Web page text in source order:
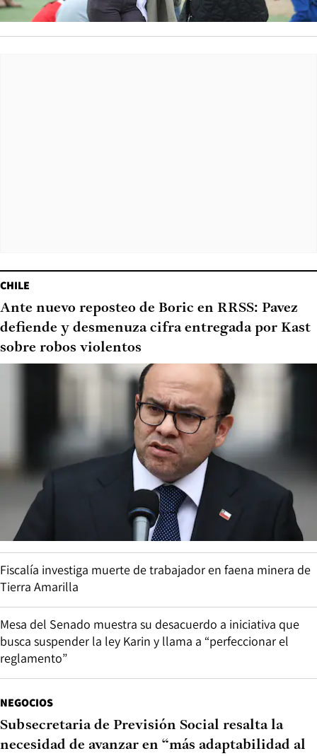
CHILE
Ante nuevo reposteo de Boric en RRSS: Pavez
defiende y desmenuza cifra entregada por Kast
sobre robos violentos
Fiscalía investiga muerte de trabajador en faena minera de
Tierra Amarilla
Mesa del Senado muestra su desacuerdo a iniciativa que
busca suspender la ley Karin y llama a “perfeccionar el
reglamento”
NEGOCIOS
Subsecretaria de Previsión Social resalta la
necesidad de avanzar en “más adaptabilidad al